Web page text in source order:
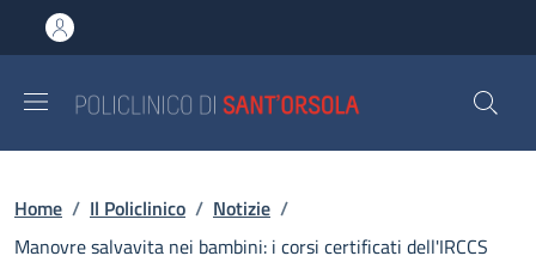
al contenuto principale
to footer content
Briciole di pane
Home / Il Policlinico / Notizie /
Manovre salvavita nei bambini: i corsi certificati dell'IRCCS